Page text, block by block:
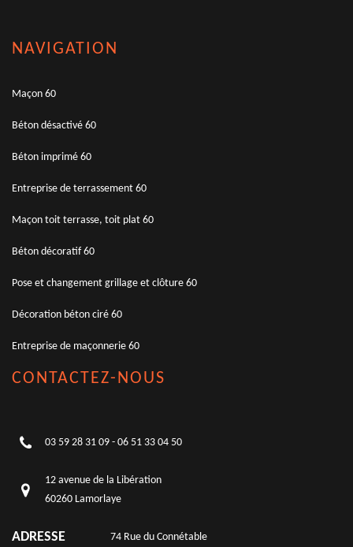
NAVIGATION
Maçon 60
Béton désactivé 60
Béton imprimé 60
Entreprise de terrassement 60
Maçon toit terrasse, toit plat 60
Béton décoratif 60
Pose et changement grillage et clôture 60
Décoration béton ciré 60
Entreprise de maçonnerie 60
CONTACTEZ-NOUS
03 59 28 31 09 - 06 51 33 04 50
12 avenue de la Libération
60260 Lamorlaye
ADRESSE
74 Rue du Connétable